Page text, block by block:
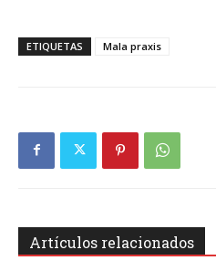
ETIQUETAS Mala praxis
Artículos relacionados